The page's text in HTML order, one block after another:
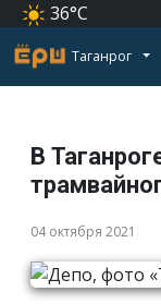
36°C
Таганрог
В
04 октября 2021